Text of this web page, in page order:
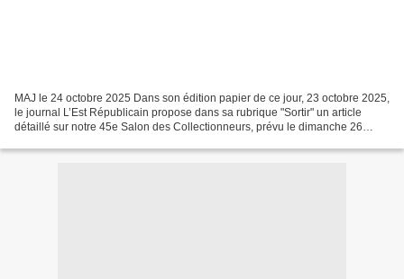
MAJ le 24 octobre 2025 Dans son édition papier de ce jour, 23 octobre 2025,
le journal L’Est Républicain propose dans sa rubrique "Sortir" un article
détaillé sur notre 45e Salon des Collectionneurs, prévu le dimanche 26